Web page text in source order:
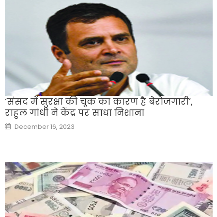
‘संसद में सुरक्षा की चूक का कारण है बेरोजगारी’,
राहुल गांधी ने केंद्र पर साधा निशाना
Posted
on
December 16, 2023